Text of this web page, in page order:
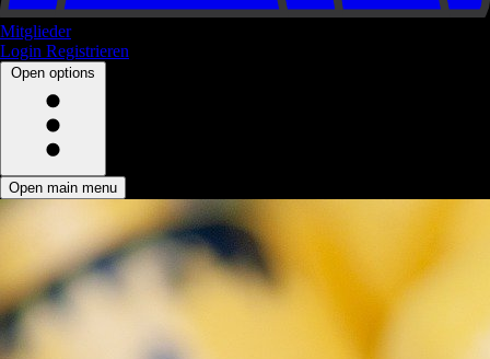
Mitglieder
Login Registrieren
Open options
Open main menu